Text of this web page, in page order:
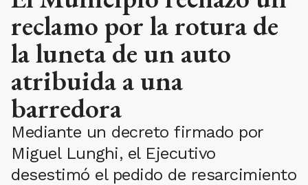
reclamo por la rotura de
la luneta de un auto
atribuida a una
barredora
Mediante un decreto firmado por
Miguel Lunghi, el Ejecutivo
desestimó el pedido de resarcimiento